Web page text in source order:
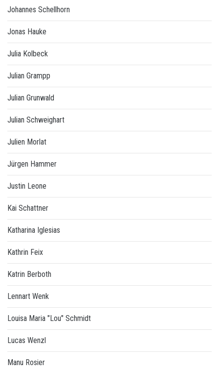
Johannes Schellhorn
Jonas Hauke
Julia Kolbeck
Julian Grampp
Julian Grunwald
Julian Schweighart
Julien Morlat
Jürgen Hammer
Justin Leone
Kai Schattner
Katharina Iglesias
Kathrin Feix
Katrin Berboth
Lennart Wenk
Louisa Maria "Lou" Schmidt
Lucas Wenzl
Manu Rosier